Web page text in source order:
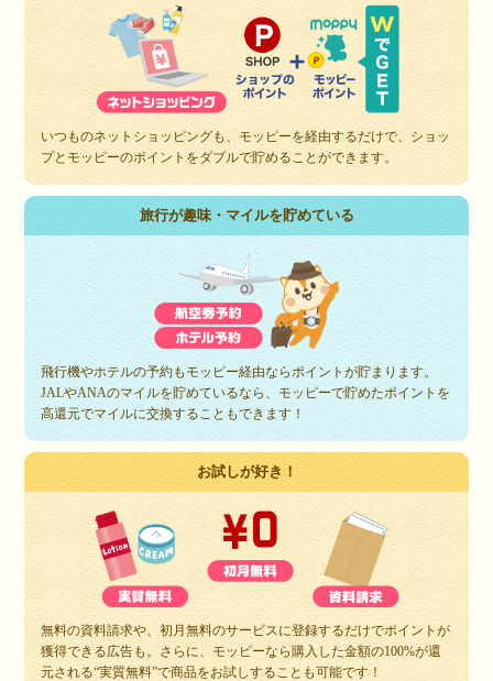
いつものネットショッピングも、モッピーを経由するだけで、ショッ
プとモッピーのポイントをダブルで貯めることができます。
旅行が趣味・マイルを貯めている
飛行機やホテルの予約もモッピー経由ならポイントが貯まります。
JALやANAのマイルを貯めているなら、モッピーで貯めたポイントを
高還元でマイルに交換することもできます！
お試しが好き！
無料の資料請求や、初月無料のサービスに登録するだけでポイントが
獲得できる広告も。さらに、モッピーなら購入した金額の100%が還
元される“実質無料”で商品をお試しすることも可能です！